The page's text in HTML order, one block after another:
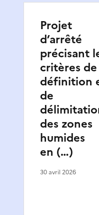
Projet
d’arrêté
précisant
critères de
définition
de
des zones
humides
en (…)
30 avril 2026